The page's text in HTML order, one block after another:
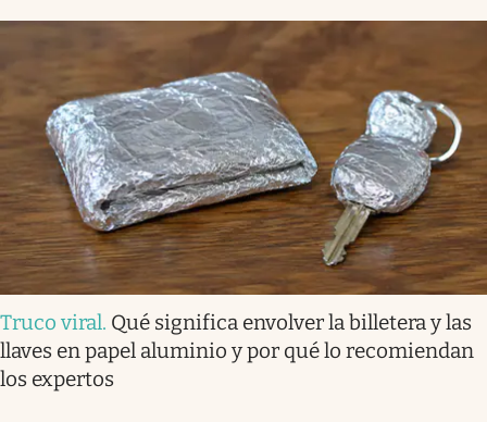
Truco viral. Qué significa envolver la billetera y las
llaves en papel aluminio y por qué lo recomiendan
los expertos